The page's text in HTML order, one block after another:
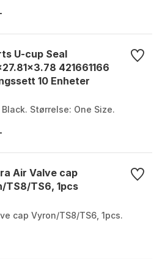
Farge: Multic...
,-
U-cup Seal
421661166
10 Enheter
Black. Størrelse: One Size.
,-
Air Valve cap
TS8/TS6, 1pcs
cap Vyron/TS8/TS6, 1pcs.